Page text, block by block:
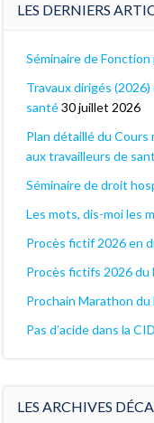
LES DERNIERS
Séminaire de
Travaux dirigés
santé30 juillet 2026
Plan détaillé du
aux travailleurs de
Séminaire de droit
Les mots, dis-moi les
Procès fictif 2026 en
Procès fictifs 2026
Prochain Marathon du
Pas d’acide dans la
LES ARCHIVES